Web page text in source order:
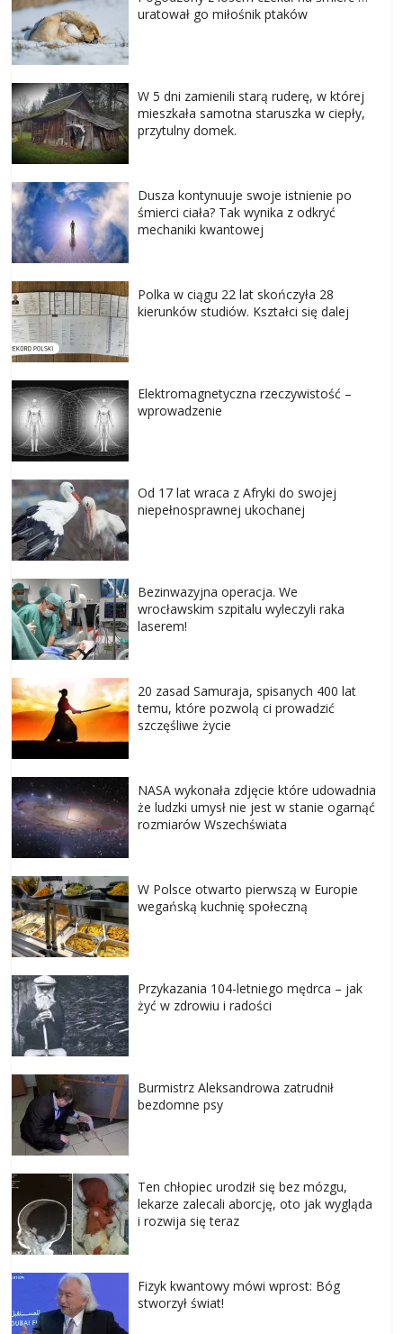
uratował go miłośnik ptaków
W 5 dni zamienili starą ruderę, w której
mieszkała samotna staruszka w ciepły,
przytulny domek.
Dusza kontynuuje swoje istnienie po
śmierci ciała? Tak wynika z odkryć
mechaniki kwantowej
Polka w ciągu 22 lat skończyła 28
kierunków studiów. Kształci się dalej
Elektromagnetyczna rzeczywistość –
wprowadzenie
Od 17 lat wraca z Afryki do swojej
niepełnosprawnej ukochanej
Bezinwazyjna operacja. We
wrocławskim szpitalu wyleczyli raka
laserem!
20 zasad Samuraja, spisanych 400 lat
temu, które pozwolą ci prowadzić
szczęśliwe życie
NASA wykonała zdjęcie które udowadnia
że ludzki umysł nie jest w stanie ogarnąć
rozmiarów Wszechświata
W Polsce otwarto pierwszą w Europie
wegańską kuchnię społeczną
Przykazania 104-letniego mędrca – jak
żyć w zdrowiu i radości
Burmistrz Aleksandrowa zatrudnił
bezdomne psy
Ten chłopiec urodził się bez mózgu,
lekarze zalecali aborcję, oto jak wygląda
i rozwija się teraz
Fizyk kwantowy mówi wprost: Bóg
stworzył świat!